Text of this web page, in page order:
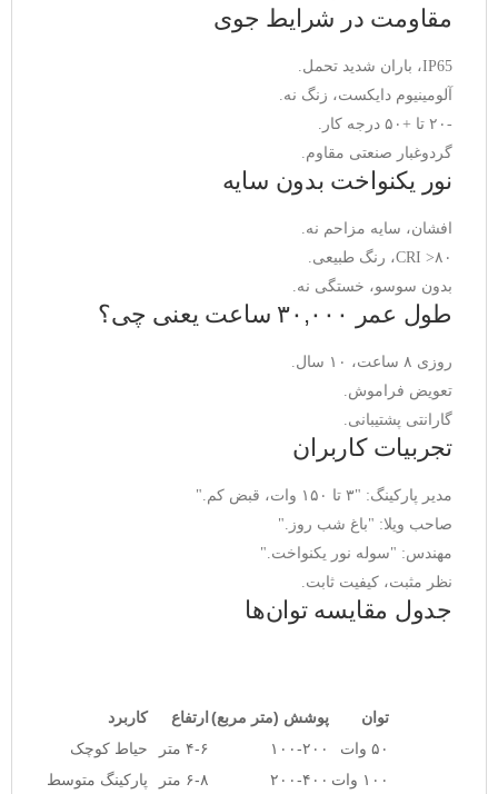
مقاومت در شرایط جوی
IP65، باران شدید تحمل.
آلومینیوم دایکست، زنگ نه.
-۲۰ تا +۵۰ درجه کار.
گردوغبار صنعتی مقاوم.
نور یکنواخت بدون سایه
افشان، سایه مزاحم نه.
CRI >۸۰، رنگ طبیعی.
بدون سوسو، خستگی نه.
طول عمر ۳۰,۰۰۰ ساعت یعنی چی؟
روزی ۸ ساعت، ۱۰ سال.
تعویض فراموش.
گارانتی پشتیبانی.
تجربیات کاربران
مدیر پارکینگ: "۳ تا ۱۵۰ وات، قبض کم."
صاحب ویلا: "باغ شب روز."
مهندس: "سوله نور یکنواخت."
نظر مثبت، کیفیت ثابت.
جدول مقایسه توان‌ها
توان پوشش (متر مربع) ارتفاع
کاربرد
۵۰ وات
۱۰۰-۲۰۰ ۴-۶ متر
حیاط کوچک
۱۰۰ وات
۲۰۰-۴۰۰ ۶-۸ متر
پارکینگ متوسط